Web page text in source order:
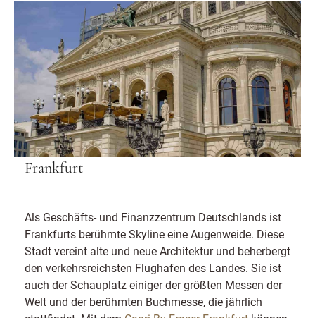
Frankfurt
Als Geschäfts- und Finanzzentrum Deutschlands ist
Frankfurts berühmte Skyline eine Augenweide. Diese
Stadt vereint alte und neue Architektur und beherbergt
den verkehrsreichsten Flughafen des Landes. Sie ist
auch der Schauplatz einiger der größten Messen der
Welt und der berühmten Buchmesse, die jährlich